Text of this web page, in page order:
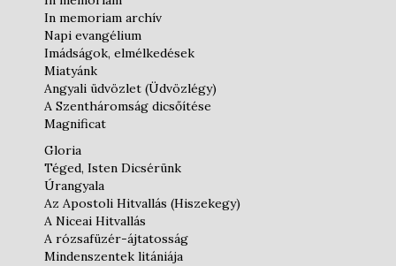
In memoriam archív
Napi evangélium
Imádságok, elmélkedések
Miatyánk
Angyali üdvözlet (Üdvözlégy)
A Szentháromság dicsőítése
Magnificat
Gloria
Téged, Isten Dicsérünk
Úrangyala
Az Apostoli Hitvallás (Hiszekegy)
A Niceai Hitvallás
A rózsafüzér-ájtatosság
Mindenszentek litániája